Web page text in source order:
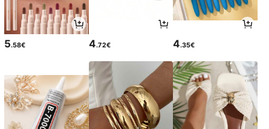
5.58€ 4.72€ 4.35€